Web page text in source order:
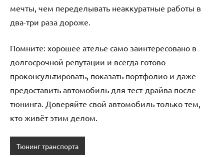
мечты, чем переделывать неаккуратные работы в
два-три раза дороже.
Помните: хорошее ателье само заинтересовано в
долгосрочной репутации и всегда готово
проконсультировать, показать портфолио и даже
предоставить автомобиль для тест-драйва после
тюнинга. Доверяйте свой автомобиль только тем,
кто живёт этим делом.
Тюнинг транспорта